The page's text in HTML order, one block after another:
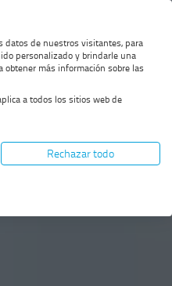
datos de nuestros visitantes, para
personalizado y brindarle una
obtener más información sobre las
a todos los sitios web de
Rechazar todo